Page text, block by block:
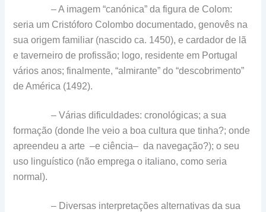
– A imagem “canónica” da figura de Colom:
seria um Cristóforo Colombo documentado, genovês na
sua origem familiar (nascido ca. 1450), e cardador de lã
e taverneiro de profissão; logo, residente em Portugal
vários anos; finalmente, “almirante” do “descobrimento”
de América (1492).
– Várias dificuldades: cronológicas; a sua
formação (donde lhe veio a boa cultura que tinha?; onde
apreendeu a arte –e ciência– da navegação?); o seu
uso linguístico (não emprega o italiano, como seria
normal).
– Diversas interpretações alternativas da sua